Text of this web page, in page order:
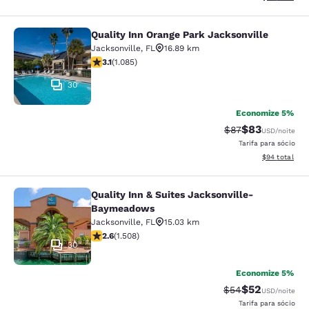
Quality Inn Orange Park
30
Quality Inn Orange Park Jacksonville
Jacksonville, FL
16.89 km
classificação 3.15 estrelas. Bom. 1085 avaliações
3.1(1.085)
Economize 5%
Tarifa anterior
$87Tarifa com
$83USD/noite
Tarifa para sócio
Exibir
$94 total
Quality Inn & Suites Jacksonville-
30
Quality Inn & Suites Jacksonville-
Baymeadows
Jacksonville, FL
15.03 km
classificação 2.59 estrelas. Razoável. 1508 avaliações
2.6(1.508)
Economize 5%
Tarifa anterior
$54Tarifa com
$52USD/noite
Tarifa para sócio